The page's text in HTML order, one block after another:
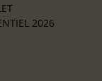
2026